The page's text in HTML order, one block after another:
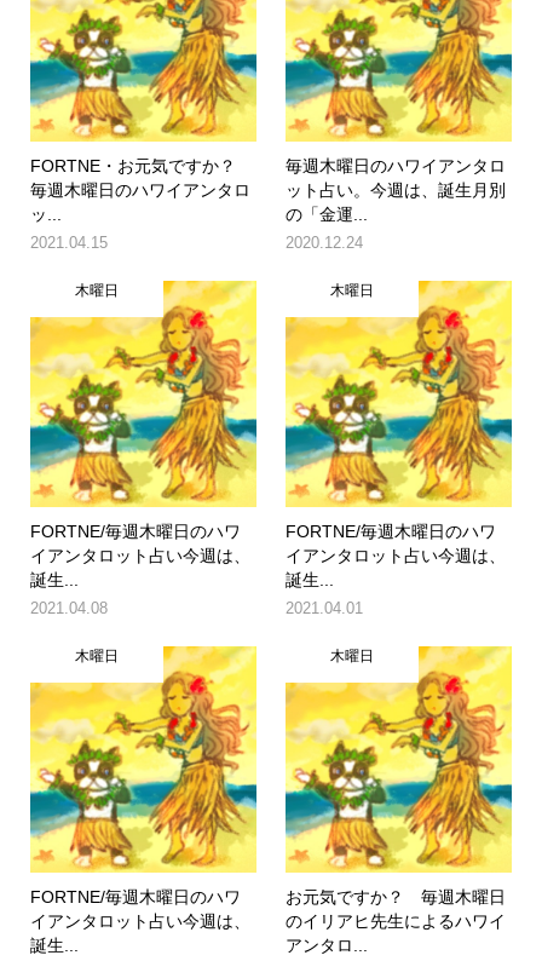
FORTNE​・お元気ですか？
毎週木曜日のハワイアンタロ
ッ...
2021.04.15
毎週木曜日のハワイアンタロ
ット占い。今週は、誕生月別
の「金運...
2020.12.24
木曜日
FORTNE/毎週木曜日のハワ
イアンタロット占い今週は、
誕生...
2021.04.08
木曜日
FORTNE/毎週木曜日のハワ
イアンタロット占い今週は、
誕生...
2021.04.01
木曜日
FORTNE/毎週木曜日のハワ
イアンタロット占い今週は、
誕生...
木曜日
お元気ですか？ 毎週木曜日
のイリアヒ先生によるハワイ
アンタロ...